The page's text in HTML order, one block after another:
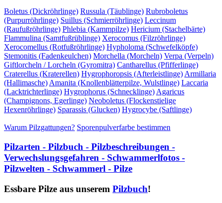
Boletus (Dickröhrlinge) Russula (Täublinge) Rubroboletus
(Purpurröhrlinge) Suillus (Schmierröhrlinge) Leccinum
(Raufußröhrlinge) Phlebia (Kammpilze) Hericium (Stachelbärte)
Flammulina (Samtfußrüblinge) Xerocomus (Filzröhrlinge)
Xerocomellus (Rotfußröhrlinge) Hypholoma (Schwefelköpfe)
Stemonitis (Fadenkeulchen) Morchella (Morcheln) Verpa (Verpeln)
Giftlorcheln / Lorcheln (Gyromitra) Cantharellus (Pfifferlinge)
Craterellus (Kraterellen) Hygrophoropsis (Afterleistlinge) Armillaria
(Hallimasche) Amanita (Knollenblätterpilze, Wulstlinge) Laccaria
(Lacktrichterlinge) Hygrophorus (Schnecklinge) Agaricus
(Champignons, Egerlinge) Neoboletus (Flockenstielige
Hexenröhrlinge) Sparassis (Glucken) Hygrocybe (Saftlinge)
Warum Pilzgattungen? Sporenpulverfarbe bestimmen
Pilzarten - Pilzbuch - Pilzbeschreibungen -
Verwechslungsgefahren - Schwammerlfotos -
Pilzwelten - Schwammerl - Pilze
Essbare Pilze aus unserem Pilzbuch!